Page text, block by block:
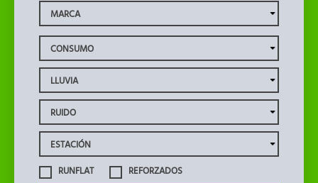
RUNFLAT REFORZADOS